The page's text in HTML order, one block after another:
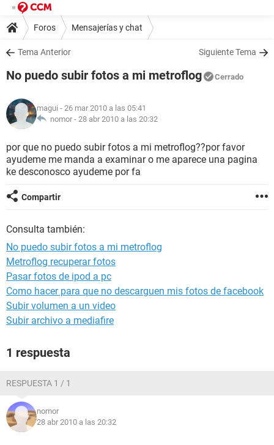
Foros Mensajerías y chat
Tema Anterior Siguiente Tema
No puedo subir fotos a mi metroflog Cerrado
magui - 26 mar 2010 a las 05:41
nomor - 28 abr 2010 a las 20:32
por que no puedo subir fotos a mi metroflog??por favor
ayudeme me manda a examinar o me aparece una pagina
ke desconosco ayudeme por fa
Compartir
Consulta también:
No puedo subir fotos a mi metroflog
Metroflog recuperar fotos
Pasar fotos de ipod a pc
Como hacer para que no descarguen mis fotos de facebook
Subir volumen a un video
Subir archivo a mediafire
1 respuesta
RESPUESTA 1 / 1
nomor
28 abr 2010 a las 20:32